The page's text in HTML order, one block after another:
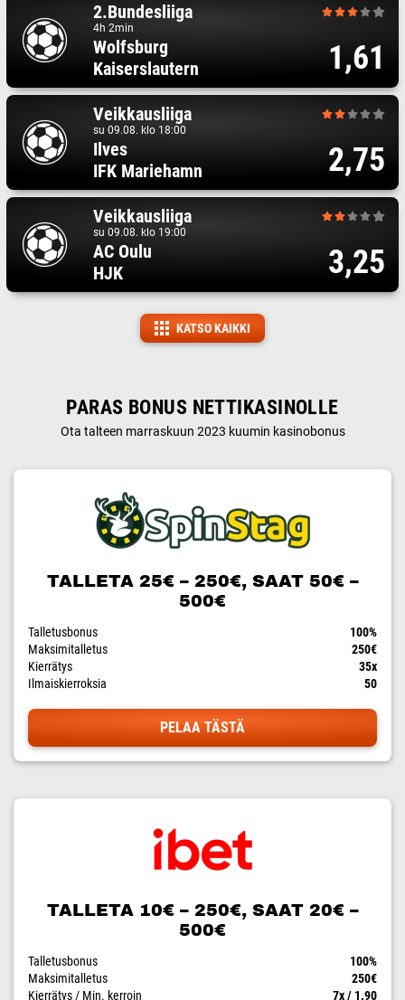
2.Bundesliiga
4h 2min
Wolfsburg
Kaiserslautern
1,61
Veikkausliiga
su 09.08. klo 18:00
Ilves
IFK Mariehamn
2,75
Veikkausliiga
su 09.08. klo 19:00
AC Oulu
HJK
3,25
KATSO KAIKKI
PARAS BONUS NETTIKASINOLLE
Ota talteen marraskuun 2023 kuumin kasinobonus
TALLETA 25€ – 250€, SAAT 50€ –
500€
Talletusbonus
100%
Maksimitalletus
250€
Kierrätys
35x
Ilmaiskierroksia
50
PELAA TÄSTÄ
TALLETA 10€ – 250€, SAAT 20€ –
500€
Talletusbonus
100%
Maksimitalletus
250€
Kierrätys / Min. kerroin
7x / 1.90